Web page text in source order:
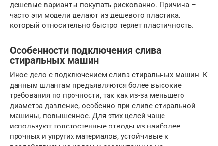
дешевые варианты покупать рискованно. Причина –
часто эти модели делают из дешевого пластика,
который относительно быстро теряет пластичность.
Особенности подключения слива
стиральных машин
Иное дело с подключением слива стиральных машин. К
данным шлангам предъявляются более высокие
требования по прочности, так как из-за меньшего
диаметра давление, особенно при сливе стиральной
машины, повышенное. Для этих целей чаще
используют толстостенные отводы из наиболее
прочных и упругих материалов, устойчивые к